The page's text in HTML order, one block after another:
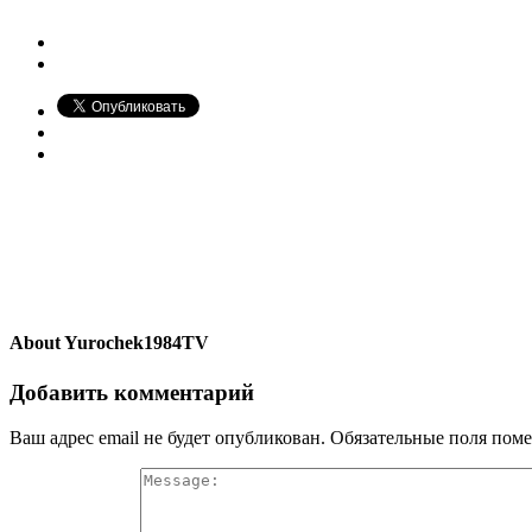
AboutYurochek1984TV
Добавить комментарий
Ваш адрес email не будет опубликован. Обязательные поля